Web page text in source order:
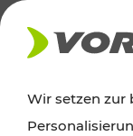
AKTUELLES
Wir setzen zur